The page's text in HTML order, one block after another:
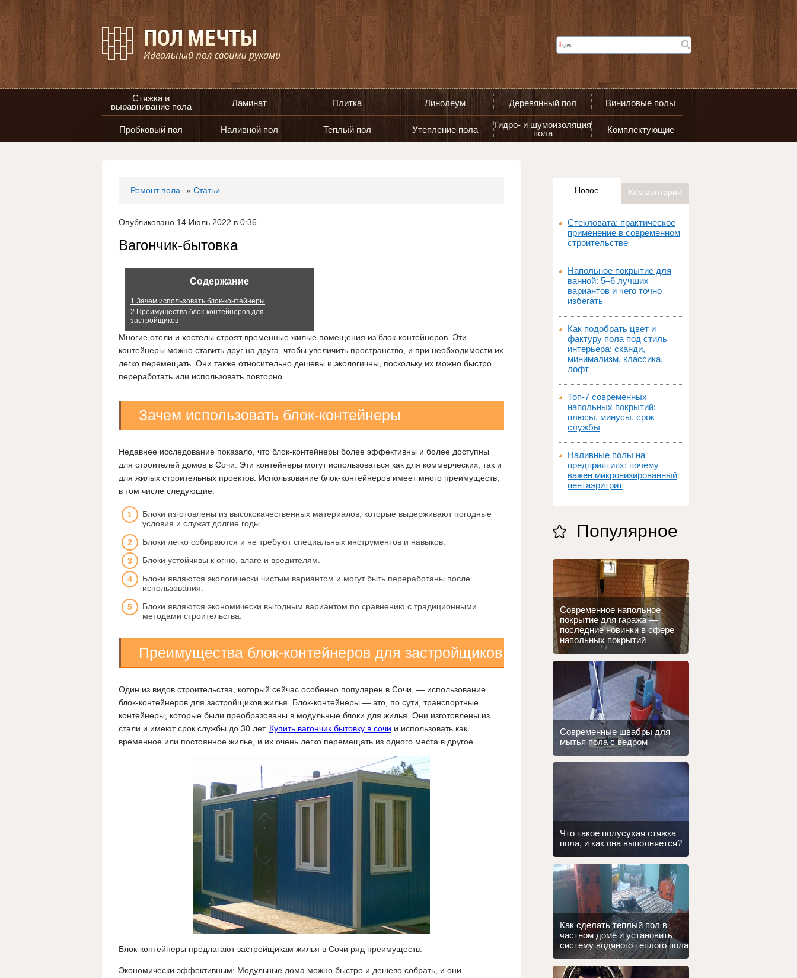
Стяжка и
выравнивание пола
Ламинат Плитка Линолеум Деревянный пол Виниловые полы
Пробковый пол Наливной пол Теплый пол Утепление пола
Гидро- и шумоизоляция
пола
Комплектующие
Ремонт пола » Статьи
Опубликовано 14 Июль 2022 в 0:36
Вагончик-бытовка
Содержание
1 Зачем использовать блок-контейнеры
2 Преимущества блок-контейнеров для
застройщиков
Многие отели и хостелы строят временные жилые помещения из блок-контейнеров. Эти
контейнеры можно ставить друг на друга, чтобы увеличить пространство, и при необходимости их
легко перемещать. Они также относительно дешевы и экологичны, поскольку их можно быстро
переработать или использовать повторно.
Зачем использовать блок-контейнеры
Недавнее исследование показало, что блок-контейнеры более эффективны и более доступны
для строителей домов в Сочи. Эти контейнеры могут использоваться как для коммерческих, так и
для жилых строительных проектов. Использование блок-контейнеров имеет много преимуществ,
в том числе следующие:
Блоки изготовлены из высококачественных материалов, которые выдерживают погодные
условия и служат долгие годы.
Блоки легко собираются и не требуют специальных инструментов и навыков.
Блоки устойчивы к огню, влаге и вредителям.
Блоки являются экологически чистым вариантом и могут быть переработаны после
использования.
Блоки являются экономически выгодным вариантом по сравнению с традиционными
методами строительства.
Преимущества блок-контейнеров для застройщиков
Один из видов строительства, который сейчас особенно популярен в Сочи, — использование
блок-контейнеров для застройщиков жилья. Блок-контейнеры — это, по сути, транспортные
контейнеры, которые были преобразованы в модульные блоки для жилья. Они изготовлены из
стали и имеют срок службы до 30 лет. Купить вагончик бытовку в сочи и использовать как
временное или постоянное жилье, и их очень легко перемещать из одного места в другое.
Блок-контейнеры предлагают застройщикам жилья в Сочи ряд преимуществ.
Экономически эффективным: Модульные дома можно быстро и дешево собрать, и они
Новое Комментарии
Стекловата: практическое
применение в современном
строительстве
Напольное покрытие для
ванной: 5–6 лучших
вариантов и чего точно
избегать
Как подобрать цвет и
фактуру пола под стиль
интерьера: сканди,
минимализм, классика,
лофт
Топ‑7 современных
напольных покрытий:
плюсы, минусы, срок
службы
Наливные полы на
предприятиях: почему
важен микронизированный
пентаэритрит
Популярное
Современное напольное
покрытие для гаража —
последние новинки в сфере
напольных покрытий
Современные швабры для
мытья пола с ведром
Что такое полусухая стяжка
пола, и как она выполняется?
Как сделать теплый пол в
частном доме и установить
систему водяного теплого пола